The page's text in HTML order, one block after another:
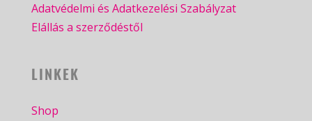
Adatvédelmi és Adatkezelési Szabályzat
Elállás a szerződéstől
LINKEK
Shop